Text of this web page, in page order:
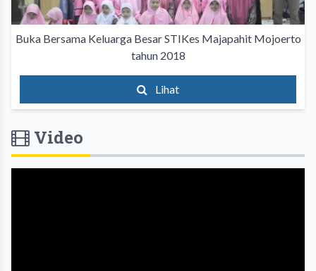
Buka Bersama Keluarga Besar STIKes Majapahit Mojoerto
tahun 2018
Lihat
Video